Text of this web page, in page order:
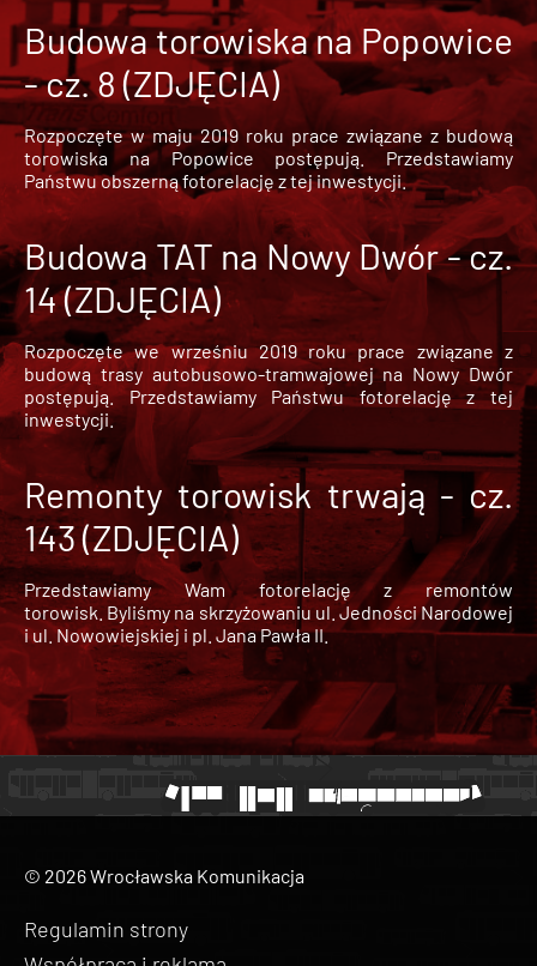
Budowa torowiska na Popowice
- cz. 8 (ZDJĘCIA)
Rozpoczęte w maju 2019 roku prace związane z budową
torowiska na Popowice
postępują. Przedstawiamy
Państwu obszerną fotorelację z tej inwestycji.
Budowa TAT na Nowy Dwór - cz.
14 (ZDJĘCIA)
Rozpoczęte we wrześniu 2019 roku prace związane z
budową trasy autobusowo-tramwajowej na Nowy Dwór
postępują. Przedstawiamy Państwu fotorelację z tej
inwestycji.
Remonty torowisk trwają - cz.
143 (ZDJĘCIA)
Przedstawiamy Wam fotorelację z remontów
torowisk. Byliśmy na skrzyżowaniu ul. Jedności Narodowej
i ul. Nowowiejskiej i pl. Jana Pawła II.
© 2026 Wrocławska Komunikacja
Regulamin strony